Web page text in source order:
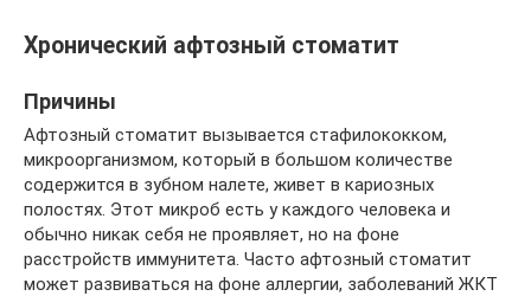
Хронический афтозный стоматит
Причины
Афтозный стоматит вызывается стафилококком,
микроорганизмом, который в большом количестве
содержится в зубном налете, живет в кариозных
полостях. Этот микроб есть у каждого человека и
обычно никак себя не проявляет, но на фоне
расстройств иммунитета. Часто афтозный стоматит
может развиваться на фоне аллергии, заболеваний ЖКТ